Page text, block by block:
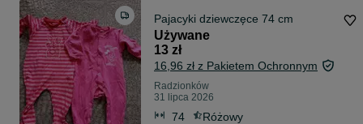
Pajacyki dziewczęce 74 cm
Używane
13 zł
16,96 zł z Pakietem Ochronnym
Radzionków
31 lipca 2026
74 Różowy